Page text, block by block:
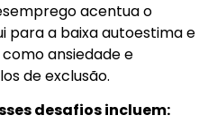
acentua o
para a baixa autoestima e
ansiedade e
de exclusão.
desafios incluem: